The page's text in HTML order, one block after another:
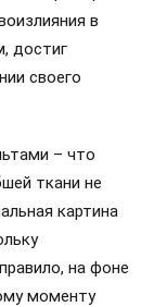
в
достиг
своего
– что
ткани не
картина
на фоне
моменту